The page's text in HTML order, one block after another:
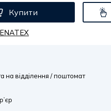
Купити
на відділення / поштомат